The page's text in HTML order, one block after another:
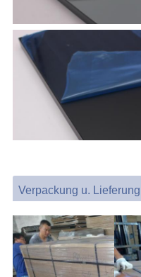
Verpackung u. Lieferung